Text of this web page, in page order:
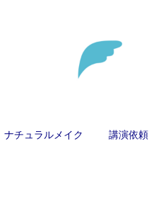
ナチュラルメイク 講演依頼